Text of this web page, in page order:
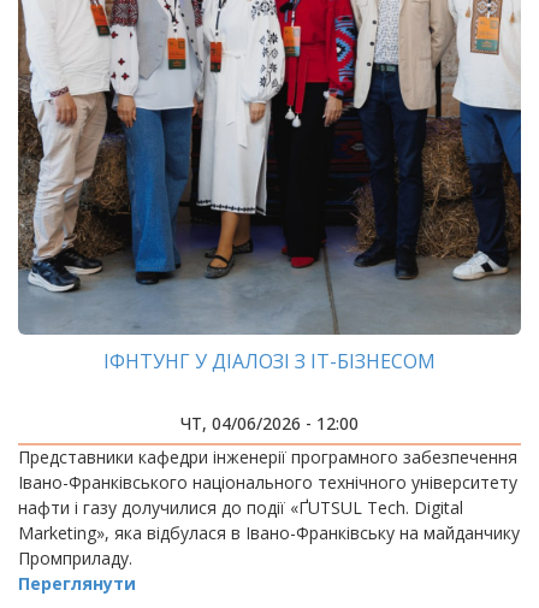
ІФНТУНГ У ДІАЛОЗІ З ІТ-БІЗНЕСОМ
ЧТ, 04/06/2026 - 12:00
Представники кафедри інженерії програмного забезпечення
Івано-Франківського національного технічного університету
нафти і газу долучилися до події «ҐUTSUL Tech. Digital
Marketing», яка відбулася в Івано-Франківську на майданчику
Промприладу.
Переглянути